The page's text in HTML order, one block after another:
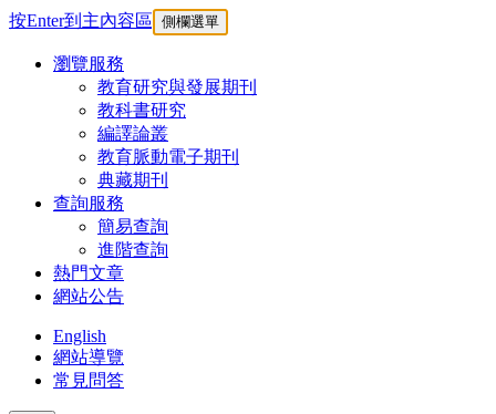
按Enter到主內容區 側欄選單
瀏覽服務
教育研究與發展期刊
教科書研究
編譯論叢
教育脈動電子期刊
典藏期刊
查詢服務
簡易查詢
進階查詢
熱門文章
網站公告
English
網站導覽
常見問答